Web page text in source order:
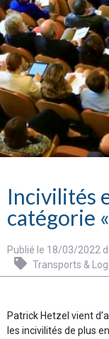
Incivilités
catégorie
Publié le 18/03/2022
Transports &
Patrick Hetzel vient
les incivilités de plus